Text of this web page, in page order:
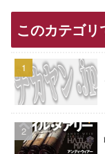
このカテゴ